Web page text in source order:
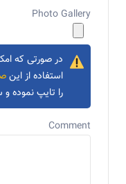
Photo Gallery
در صورتی که
استفاده از این
را تایپ نموده
Comment